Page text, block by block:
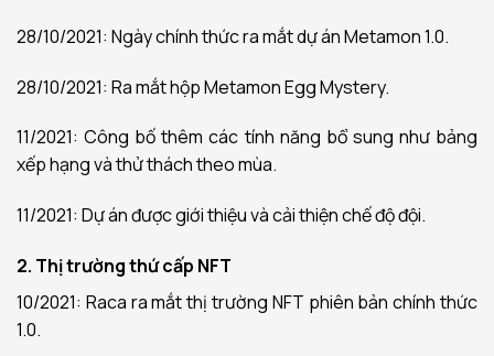
28/10/2021: Ngày chính thức ra mắt dự án Metamon 1.0.
28/10/2021: Ra mắt hộp Metamon Egg Mystery.
11/2021: Công bố thêm các tính năng bổ sung như bảng
xếp hạng và thử thách theo mùa.
11/2021: Dự án được giới thiệu và cải thiện chế độ đội.
2. Thị trường thứ cấp NFT
10/2021: Raca ra mắt thị trường NFT phiên bản chính thức
1.0.